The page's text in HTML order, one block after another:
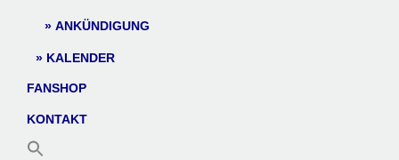
ANKÜNDIGUNG
KALENDER
FANSHOP
KONTAKT